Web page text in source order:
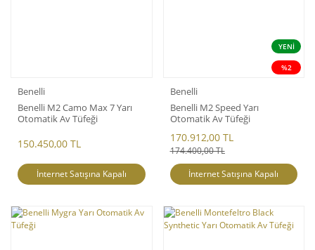
Benelli
Benelli M2 Camo Max 7 Yarı
Otomatik Av Tüfeği
150.450,00 TL
İnternet Satışına Kapalı
YENİ
%2
Benelli
Benelli M2 Speed Yarı
Otomatik Av Tüfeği
170.912,00 TL
174.400,00 TL
İnternet Satışına Kapalı